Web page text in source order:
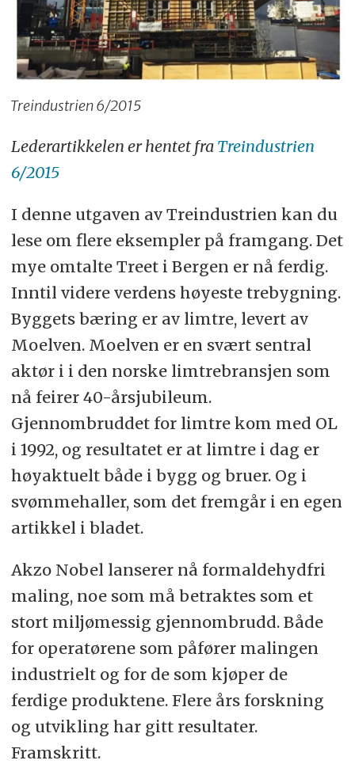
Treindustrien 6/2015
Lederartikkelen er hentet fra Treindustrien
6/2015
I denne utgaven av Treindustrien kan du
lese om flere eksempler på framgang. Det
mye omtalte Treet i Bergen er nå ferdig.
Inntil videre verdens høyeste trebygning.
Byggets bæring er av limtre, levert av
Moelven. Moelven er en svært sentral
aktør i i den norske limtrebransjen som
nå feirer 40-årsjubileum.
Gjennombruddet for limtre kom med OL
i 1992, og resultatet er at limtre i dag er
høyaktuelt både i bygg og bruer. Og i
svømmehaller, som det fremgår i en egen
artikkel i bladet.
Akzo Nobel lanserer nå formaldehydfri
maling, noe som må betraktes som et
stort miljømessig gjennombrudd. Både
for operatørene som påfører malingen
industrielt og for de som kjøper de
ferdige produktene. Flere års forskning
og utvikling har gitt resultater.
Framskritt.